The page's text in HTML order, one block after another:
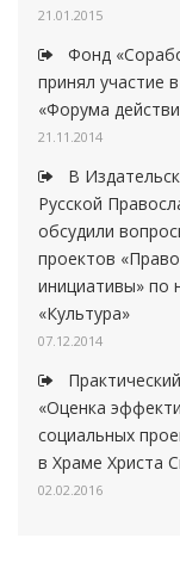
21.01.2015
Фонд
принял участие
«Форума
21.11.2014
В
Русской
обсудили
проектов
инициативы» по
«Культура»
07.12.2014
«Оценка
социальных
в Храме Христа
02.02.2016